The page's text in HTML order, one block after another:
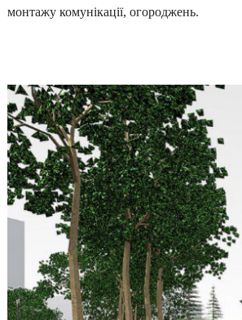
монтажу комунікації, огороджень.